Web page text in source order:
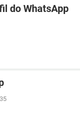
do WhatsApp